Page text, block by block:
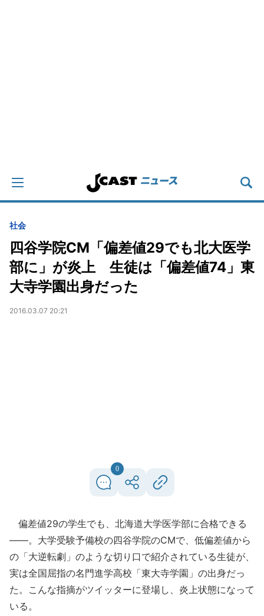
社会
四谷学院CM「偏差値29でも北大医学
部に」が炎上 生徒は「偏差値74」東
大寺学園出身だった
2016.03.07 20:21
0
偏差値29の学生でも、北海道大学医学部に合格できる
――。大学受験予備校の四谷学院のCMで、低偏差値から
の「大逆転劇」のような切り口で紹介されている生徒が、
実は全国屈指の名門進学高校「東大寺学園」の出身だっ
た。こんな指摘がツイッターに登場し、炎上状態になって
いる。